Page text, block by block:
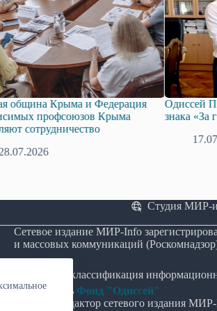
и Федерация
Крыма
Одиссей Пипия
знака «За гражданское
Студия МИР-
Сетевое издание МИР-Info
и массовых коммуникаций
Возрастная классификация
Учредитель Фонд "Одиссей"
Главный редактор сетевого издания